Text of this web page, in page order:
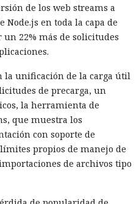
de los web streams a
Node.js en toda la capa de
22% más de solicitudes
la unificación de la carga útil
de precarga, un
la herramienta de
que muestra los
con soporte de
propios de manejo de
de archivos tipo